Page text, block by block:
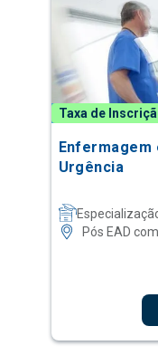
Taxa de
Enfermagem
Urgência
Pós EAD